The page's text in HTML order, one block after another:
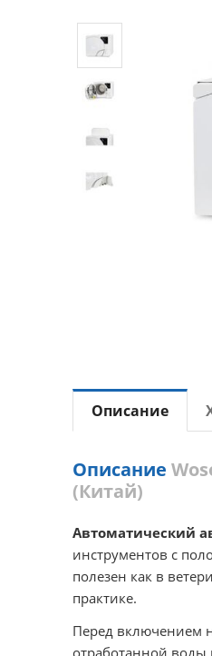
Описание
Описание
(Китай)
Автоматический
инструментов с
полезен как в
практике.
Перед включением
отработанной воды